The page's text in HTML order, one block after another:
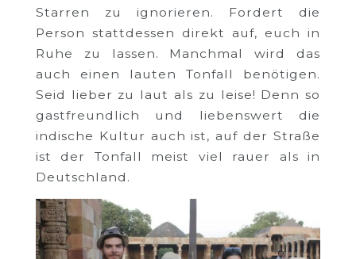
Starren zu ignorieren. Fordert die
Person stattdessen direkt auf, euch in
Ruhe zu lassen. Manchmal wird das
auch einen lauten Tonfall benötigen.
Seid lieber zu laut als zu leise! Denn so
gastfreundlich und liebenswert die
indische Kultur auch ist, auf der Straße
ist der Tonfall meist viel rauer als in
Deutschland.